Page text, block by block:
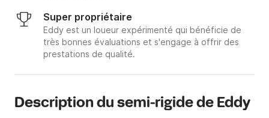
Super propriétaire
Eddy est un loueur expérimenté qui bénéficie de
très bonnes évaluations et s'engage à offrir des
prestations de qualité.
Description du semi-rigide de Eddy